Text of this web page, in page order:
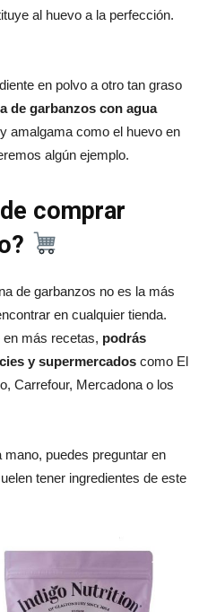
al huevo a la perfección.
en polvo a otro tan graso
de garbanzos con agua
amalgama como el huevo en
algún ejemplo.
comprar
de garbanzos no es la más
en cualquier tienda.
más recetas, podrás
y supermercados como El
Carrefour, Mercadona o los
puedes preguntar en
tener ingredientes de este